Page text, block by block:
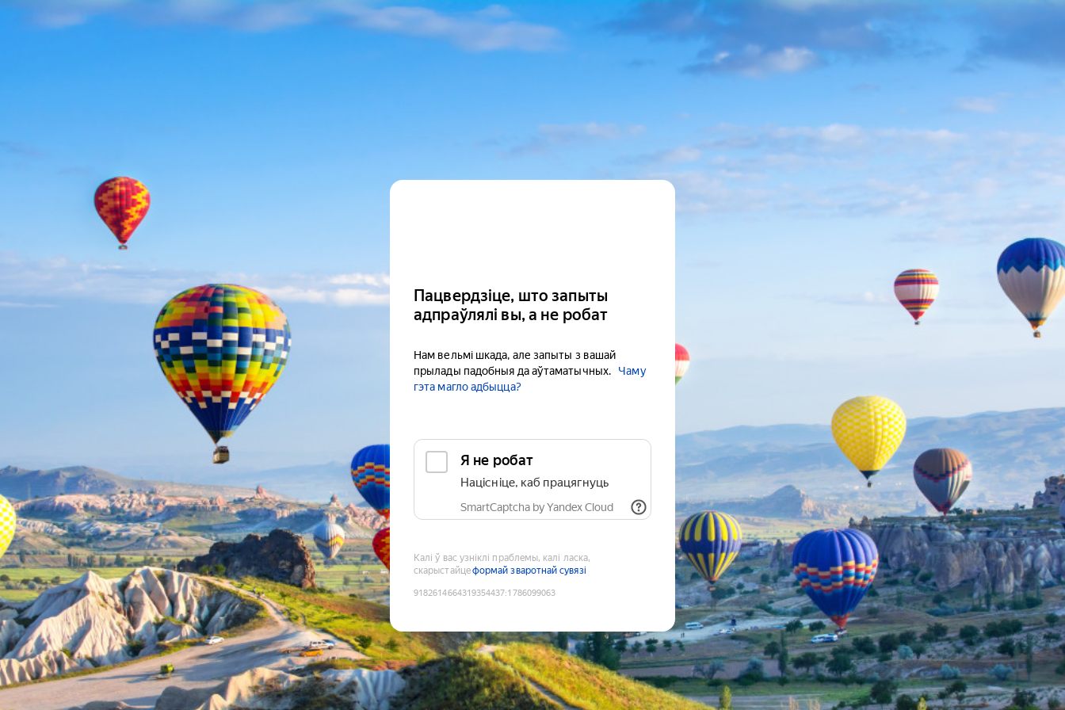
Пацвердзіце, што запыты
адпраўлялі вы, а не робат
Нам вельмі шкада, але запыты з вашай
прылады падобныя да аўтаматычных.
Чаму
гэта магло адбыцца?
Я не робат
Націсніце, каб працягнуць
SmartCaptcha by Yandex Cloud
Калі ў вас узніклі праблемы, калі ласка,
скарыстайцеформай зваротнай сувязі
9182614664319354437:1786099063